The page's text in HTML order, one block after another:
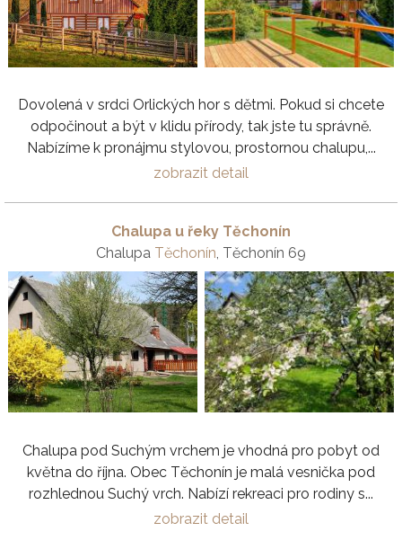
Dovolená v srdci Orlických hor s dětmi. Pokud si chcete
odpočinout a být v klidu přírody, tak jste tu správně.
Nabízíme k pronájmu stylovou, prostornou chalupu,...
zobrazit detail
Chalupa u řeky Těchonín
Chalupa Těchonín, Těchonín 69
Chalupa pod Suchým vrchem je vhodná pro pobyt od
května do října. Obec Těchonín je malá vesnička pod
rozhlednou Suchý vrch. Nabízí rekreaci pro rodiny s...
zobrazit detail